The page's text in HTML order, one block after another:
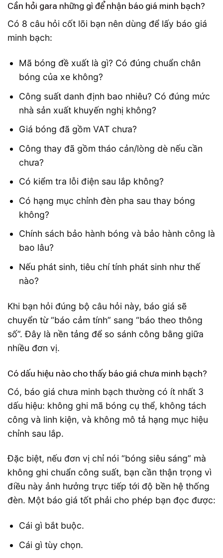
Cần hỏi gara những gì để nhận báo giá minh bạch?
Có 8 câu hỏi cốt lõi bạn nên dùng để lấy báo giá
minh bạch:
Mã bóng đề xuất là gì? Có đúng chuẩn chân
bóng của xe không?
Công suất danh định bao nhiêu? Có đúng mức
nhà sản xuất khuyến nghị không?
Giá bóng đã gồm VAT chưa?
Công thay đã gồm tháo cản/lòng dè nếu cần
chưa?
Có kiểm tra lỗi điện sau lắp không?
Có hạng mục chỉnh đèn pha sau thay bóng
không?
Chính sách bảo hành bóng và bảo hành công là
bao lâu?
Nếu phát sinh, tiêu chí tính phát sinh như thế
nào?
Khi bạn hỏi đúng bộ câu hỏi này, báo giá sẽ
chuyển từ “báo cảm tính” sang “báo theo thông
số”. Đây là nền tảng để so sánh công bằng giữa
nhiều đơn vị.
Có dấu hiệu nào cho thấy báo giá chưa minh bạch?
Có, báo giá chưa minh bạch thường có ít nhất 3
dấu hiệu: không ghi mã bóng cụ thể, không tách
công và linh kiện, và không mô tả hạng mục hiệu
chỉnh sau lắp.
Đặc biệt, nếu đơn vị chỉ nói “bóng siêu sáng” mà
không ghi chuẩn công suất, bạn cần thận trọng vì
điều này ảnh hưởng trực tiếp tới độ bền hệ thống
đèn. Một báo giá tốt phải cho phép bạn đọc được:
Cái gì bắt buộc.
Cái gì tùy chọn.